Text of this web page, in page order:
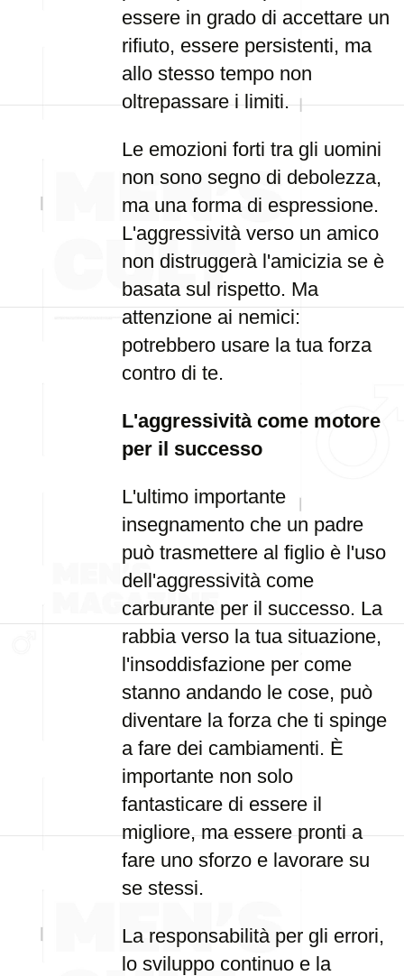
essere in grado di accettare un
rifiuto, essere persistenti, ma
allo stesso tempo non
oltrepassare i limiti.
Le emozioni forti tra gli uomini
non sono segno di debolezza,
ma una forma di espressione.
L'aggressività verso un amico
non distruggerà l'amicizia se è
basata sul rispetto. Ma
attenzione ai nemici:
potrebbero usare la tua forza
contro di te.
L'aggressività come motore
per il successo
L'ultimo importante
insegnamento che un padre
può trasmettere al figlio è l'uso
dell'aggressività come
carburante per il successo. La
rabbia verso la tua situazione,
l'insoddisfazione per come
stanno andando le cose, può
diventare la forza che ti spinge
a fare dei cambiamenti. È
importante non solo
fantasticare di essere il
migliore, ma essere pronti a
fare uno sforzo e lavorare su
se stessi.
La responsabilità per gli errori,
lo sviluppo continuo e la